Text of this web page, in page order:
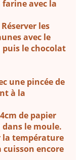
avec la
les
avec le
le chocolat
une pincée de
à la
de papier
le moule.
la température
cuisson encore